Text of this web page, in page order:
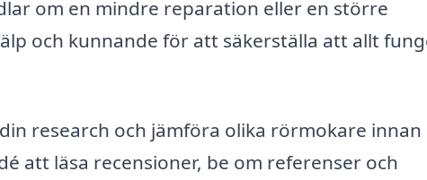
om en mindre reparation eller en större
och kunnande för att säkerställa att allt
research och jämföra olika rörmokare innan
att läsa recensioner, be om referenser och